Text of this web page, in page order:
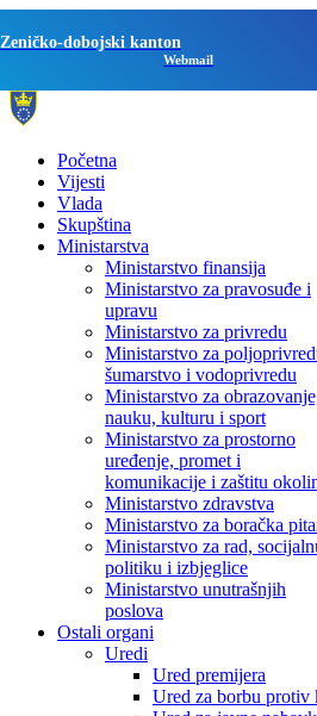
Zeničko-dobojski kanton
Webmail
Početna
Vijesti
Vlada
Skupština
Ministarstva
Ministarstvo finansija
Ministarstvo za pravosuđe i
upravu
Ministarstvo za privredu
Ministarstvo za
šumarstvo i vodoprivredu
Ministarstvo za
nauku, kulturu i sport
Ministarstvo za prostorno
uređenje, promet i
komunikacije i zaštitu
Ministarstvo zdravstva
Ministarstvo za boračka
Ministarstvo za rad,
politiku i izbjeglice
Ministarstvo unutrašnjih
poslova
Ostali organi
Uredi
Ured premijera
Ured za borbu protiv